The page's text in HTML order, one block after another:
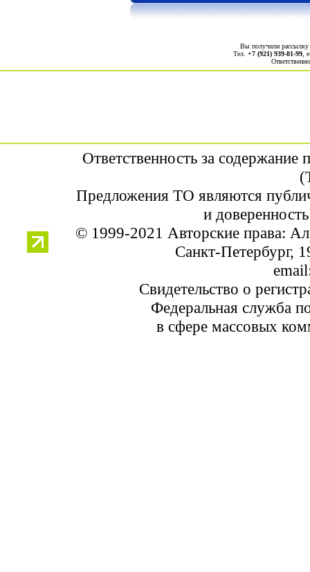
Вы получили рассылку
Тел. +7 (921) 939-81-99,
Ответственность за
Предложения ТО являются
и
© 1999-2021 Авторские права:
Санкт-Петербург,
Свидетельство о
Федеральная служба
в сфере массовых